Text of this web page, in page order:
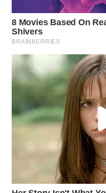
WN
BOROBUDUR
WN
MADURA
SURABAYA
BINTAN